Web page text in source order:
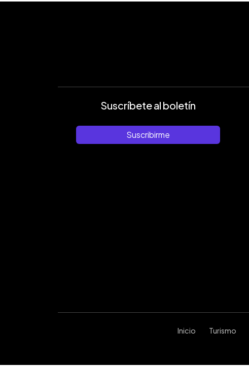
Suscríbete al boletín
Suscribirme
Inicio Turismo